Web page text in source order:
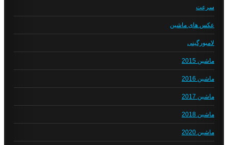
سرعت
عکس های ماشین
لامبورگینی
ماشین 2015
ماشین 2016
ماشین 2017
ماشین 2018
ماشین 2020